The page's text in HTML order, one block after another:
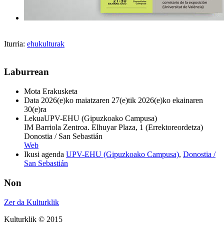
Iturria: ehukulturak
Laburrean
Mota Erakusketa
Data 2026(e)ko maiatzaren 27(e)tik 2026(e)ko ekainaren
30(e)ra
LekuaUPV-EHU (Gipuzkoako Campusa)
IM Barriola Zentroa. Elhuyar Plaza, 1 (Errektoreordetza)
Donostia / San Sebastián
Web
Ikusi agenda UPV-EHU (Gipuzkoako Campusa), Donostia /
San Sebastián
Non
Zer da Kulturklik
Kulturklik © 2015